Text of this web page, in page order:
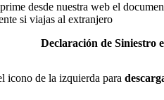
desde nuestra web el
si viajas al extranjero
Declaración de Siniestro
icono de la izquierda para